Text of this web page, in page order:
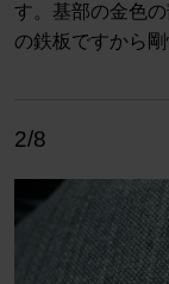
す。基部の金色
の鉄板ですから
2/8